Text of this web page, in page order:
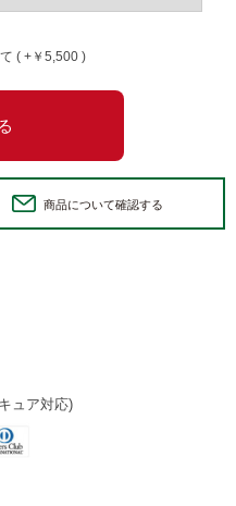
( +￥5,500 )
商品について確認する
ュア対応)